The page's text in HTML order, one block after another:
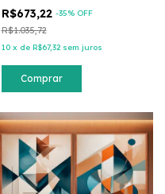
R$673,22 -35% OFF
R$1.035,72
10 x de R$67,32 sem juros
Comprar